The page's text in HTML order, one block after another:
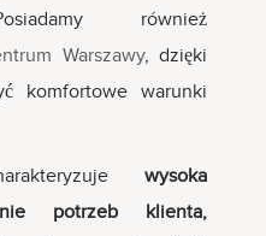
również
Warszawy, dzięki
komfortowe warunki
wysoka
potrzeb klienta,